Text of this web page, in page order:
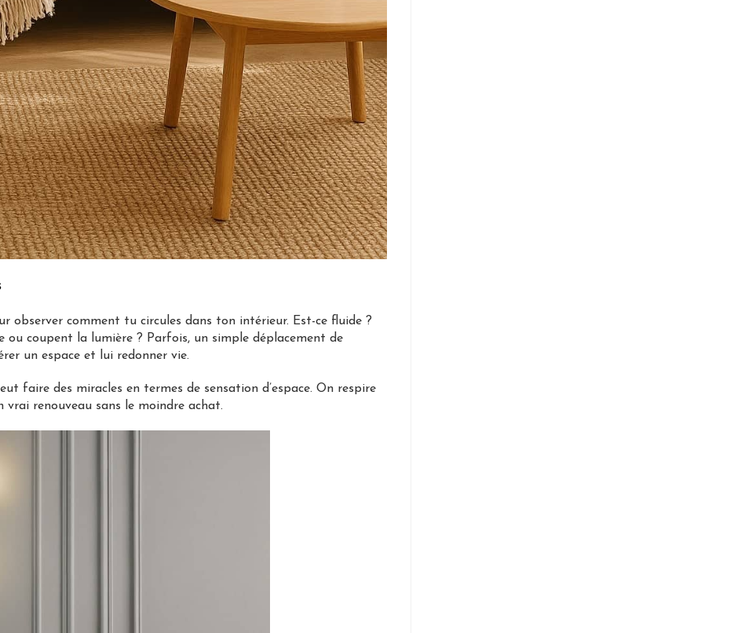
observer comment tu circules dans ton intérieur. Est-ce fluide ?
ou coupent la lumière ? Parfois, un simple déplacement de
un espace et lui redonner vie.
faire des miracles en termes de sensation d’espace. On respire
vrai renouveau sans le moindre achat.